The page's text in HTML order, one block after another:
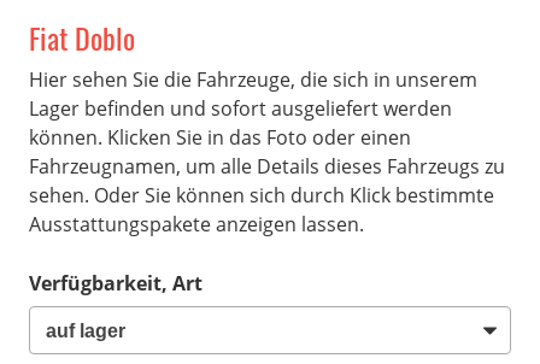
Fiat Doblo
Hier sehen Sie die Fahrzeuge, die sich in unserem
Lager befinden und sofort ausgeliefert werden
können. Klicken Sie in das Foto oder einen
Fahrzeugnamen, um alle Details dieses Fahrzeugs zu
sehen. Oder Sie können sich durch Klick bestimmte
Ausstattungspakete anzeigen lassen.
Verfügbarkeit, Art